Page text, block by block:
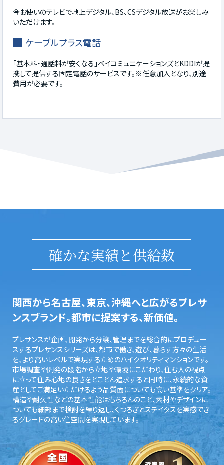
今お使いのテレビで地上デジタル、BS、CSデジタル放送がお楽しみ
いただけます。
ケーブルプラス電話
「基本料・通話料が安くなる」ベイコミュニケーションズとKDDIが提
携して提供する固定電話のサービスです。※任意加入となり、別途
費用が必要です。
確かな実績と供給数
関西から名古屋、東京、沖縄へと広がるプレサ
ンスブランド。都市に提案する、新価値。
プレサンスが企画、開発から分譲、管理までを総合的にプロデュー
スするプレサンスシリーズは、都市で働き、遊び、暮らす方々の生活
を、より高いレベルで実現するためのハイクオリティマンションです。
市場調査や開発の段階から立地や環境にこだわり、住む人の視点
に立って住み心地の良さをとことん追求すると同時に、永続的な資
産としてご満足いただけるよう品質面についても高い基準をクリア。
構造や耐久性などの基本性能はもちろんのこと、素材やデザインに
ついても細部まで検討を繰り返し、くつろぎとステイタスを実感でき
るグレードの高い住空間を実現しています。